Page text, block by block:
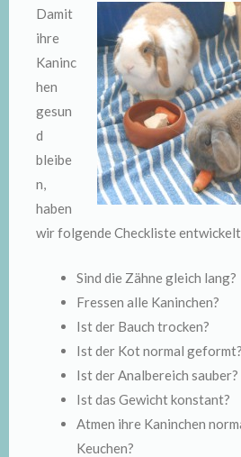
Damit
ihre
Kaninc
hen
gesun
d
bleibe
n,
haben
wir folgende Checkliste
Sind die Zähne gleich lang?
Fressen alle Kaninchen?
Ist der Bauch trocken?
Ist der Kot normal geformt?
Ist der Analbereich sauber?
Ist das Gewicht konstant?
Atmen ihre Kaninchen
Keuchen?